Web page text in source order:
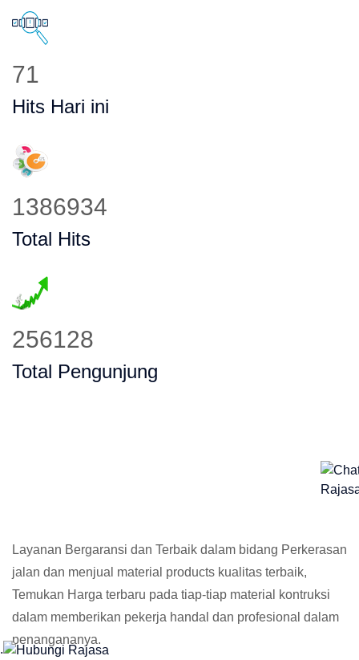
98
Hits Hari ini
1919470
Total Hits
353393
Total Pengunjung
Layanan Bergaransi dan Terbaik dalam bidang Perkerasan
jalan dan menjual material products kualitas terbaik,
Temukan Harga terbaru pada tiap-tiap material kontruksi
dalam memberikan pekerja handal dan profesional dalam
penangananya.
.